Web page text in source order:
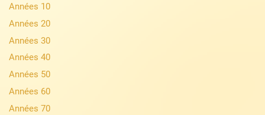
Années 10
Années 20
Années 30
Années 40
Années 50
Années 60
Années 70